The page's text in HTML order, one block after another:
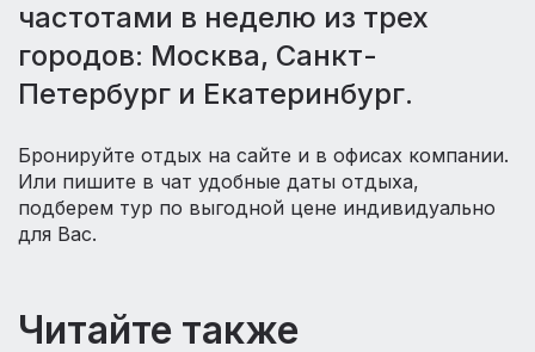
частотами в неделю из трех
городов: Москва, Санкт-
Петербург и Екатеринбург.
Бронируйте отдых на сайте и в офисах компании.
Или пишите в чат удобные даты отдыха,
подберем тур по выгодной цене индивидуально
для Вас.
Читайте также